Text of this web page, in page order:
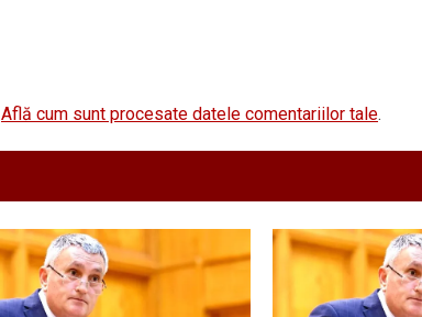
Află cum sunt procesate datele comentariilor tale.